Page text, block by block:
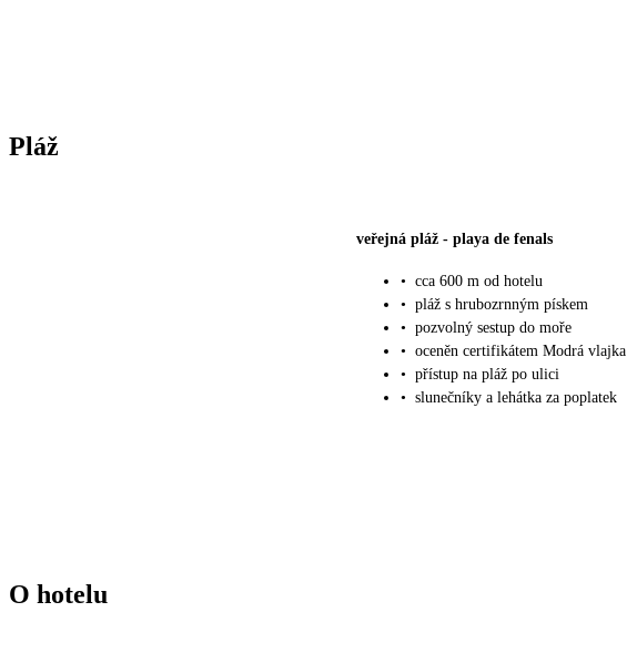
Pláž
veřejná pláž - playa de fenals
• cca 600 m od hotelu
• pláž s hrubozrnným pískem
• pozvolný sestup do moře
• oceněn certifikátem Modrá vlajka
• přístup na pláž po ulici
• slunečníky a lehátka za poplatek
O hotelu